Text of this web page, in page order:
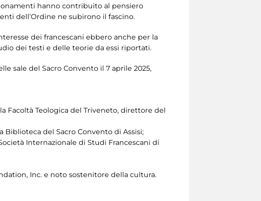
hanno contribuito al pensiero
dell’Ordine ne subirono il fascino.
dei francescani ebbero anche per la
dei testi e delle teorie da essi riportati.
sale del Sacro Convento il 7 aprile 2025,
Facoltà Teologica del Triveneto, direttore del
Biblioteca del Sacro Convento di Assisi;
Internazionale di Studi Francescani di
Inc. e noto sostenitore della cultura.